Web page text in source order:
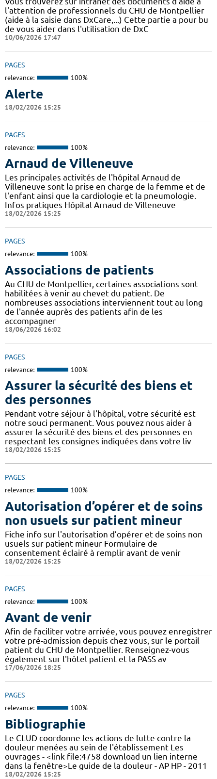
l'attention de professionnels du CHU de Montpellier
(aide à la saisie dans DxCare,...) Cette partie a pour bu
de vous aider dans l'utilisation de DxC
10/06/2026 17:47
PAGES
relevance: 100%
Alerte
18/02/2026 15:25
PAGES
relevance: 100%
Arnaud de Villeneuve
Les principales activités de l'hôpital Arnaud de
Villeneuve sont la prise en charge de la femme et de
l'enfant ainsi que la cardiologie et la pneumologie.
Infos pratiques Hôpital Arnaud de Villeneuve
18/02/2026 15:25
PAGES
relevance: 100%
Associations de patients
Au CHU de Montpellier, certaines associations sont
habilitées à venir au chevet du patient. De
nombreuses associations interviennent tout au long
de l'année auprès des patients afin de les
accompagner
18/06/2026 16:02
PAGES
relevance: 100%
Assurer la sécurité des biens et
des personnes
Pendant votre séjour à l'hôpital, votre sécurité est
notre souci permanent. Vous pouvez nous aider à
assurer la sécurité des biens et des personnes en
respectant les consignes indiquées dans votre liv
18/02/2026 15:25
PAGES
relevance: 100%
Autorisation d’opérer et de soins
non usuels sur patient mineur
Fiche info sur l'autorisation d’opérer et de soins non
usuels sur patient mineur Formulaire de
consentement éclairé à remplir avant de venir
18/02/2026 15:25
PAGES
relevance: 100%
Avant de venir
Afin de faciliter votre arrivée, vous pouvez enregistrer
votre pré-admission depuis chez vous, sur le portail
patient du CHU de Montpellier. Renseignez-vous
également sur l'hôtel patient et la PASS av
17/06/2026 18:25
PAGES
relevance: 100%
Bibliographie
Le CLUD coordonne les actions de lutte contre la
douleur menées au sein de l'établissement Les
ouvrages - <link file:4758 download un lien interne
dans la fenêtre>Le guide de la douleur - AP HP - 2011
18/02/2026 15:25